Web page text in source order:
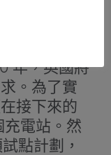
建議：
年，英國將
。為了實
接下來的
充電站。然
點計劃，